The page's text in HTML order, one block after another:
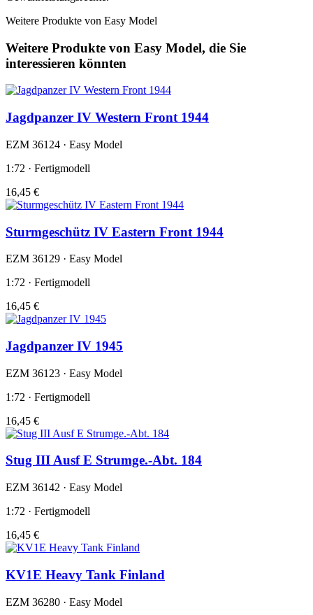
Weitere Produkte von Easy Model
Weitere Produkte von Easy Model, die Sie
interessieren könnten
Jagdpanzer IV Western Front 1944
EZM 36124 · Easy Model
1:72 · Fertigmodell
16,45 €
Sturmgeschütz IV Eastern Front 1944
EZM 36129 · Easy Model
1:72 · Fertigmodell
16,45 €
Jagdpanzer IV 1945
EZM 36123 · Easy Model
1:72 · Fertigmodell
16,45 €
Stug III Ausf E Strumge.-Abt. 184
EZM 36142 · Easy Model
1:72 · Fertigmodell
16,45 €
KV1E Heavy Tank Finland
EZM 36280 · Easy Model